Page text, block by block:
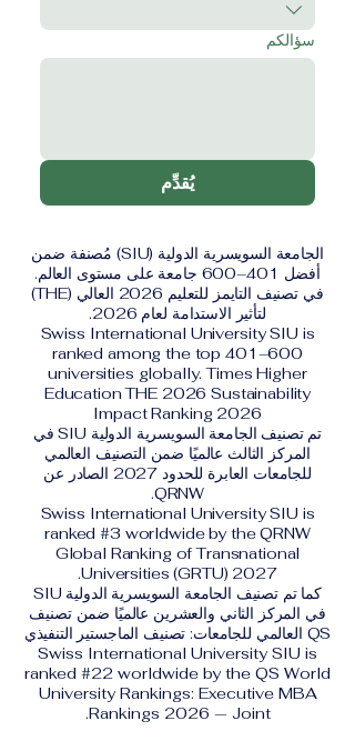
سؤالكم
يُقدِّم
الجامعة السويسرية الدولية (SIU) مُصنفة ضمن
أفضل 401–600 جامعة على مستوى العالم.
في تصنيف التايمز للتعليم 2026 العالي (THE)
لتأثير الاستدامة لعام 2026.
Swiss International University SIU is
ranked among the top 401–600
universities globally. Times Higher
Education THE 2026 Sustainability
Impact Ranking 2026
تم تصنيف الجامعة السويسرية الدولية SIU في
المركز الثالث عالميًا ضمن التصنيف العالمي
للجامعات العابرة للحدود 2027 الصادر عن
QRNW.
Swiss International University SIU is
ranked #3 worldwide by the QRNW
Global Ranking of Transnational
Universities (GRTU) 2027.
كما تم تصنيف الجامعة السويسرية الدولية SIU
في المركز الثاني والعشرين عالميًا ضمن تصنيف
QS العالمي للجامعات: تصنيف الماجستير التنفيذي
Swiss International University SIU is
ranked #22 worldwide by the QS World
University Rankings: Executive MBA
Rankings 2026 — Joint.